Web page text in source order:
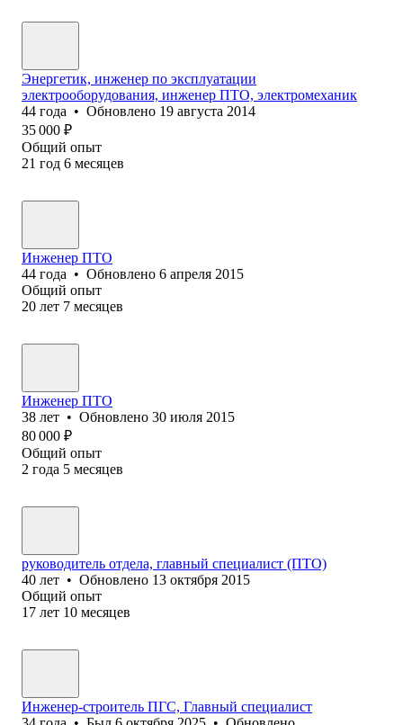
Энергетик, инженер по эксплуатации
электрооборудования, инженер ПТО, электромеханик
44 года • Обновлено 19 августа 2014
35 000 ₽
Общий опыт
21 год 6 месяцев
Инженер ПТО
44 года • Обновлено 6 апреля 2015
Общий опыт
20 лет 7 месяцев
Инженер ПТО
38 лет • Обновлено 30 июля 2015
80 000 ₽
Общий опыт
2 года 5 месяцев
руководитель отдела, главный специалист (ПТО)
40 лет • Обновлено 13 октября 2015
Общий опыт
17 лет 10 месяцев
Инженер-строитель ПГС, Главный специалист